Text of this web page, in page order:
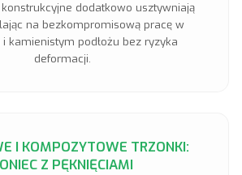
konstrukcyjne dodatkowo usztywniają
na bezkompromisową pracę w
kamienistym podłożu bez ryzyka
deformacji.
I KOMPOZYTOWE TRZONKI:
Z PĘKNIĘCIAMI